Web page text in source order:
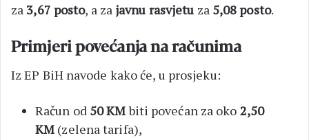
za 3,67 posto, a za javnu rasvjetu za 5,08 posto.
Primjeri povećanja na računima
Iz EP BiH navode kako će, u prosjeku:
Račun od 50 KMbiti povećan za oko 2,50
KM (zelena tarifa),